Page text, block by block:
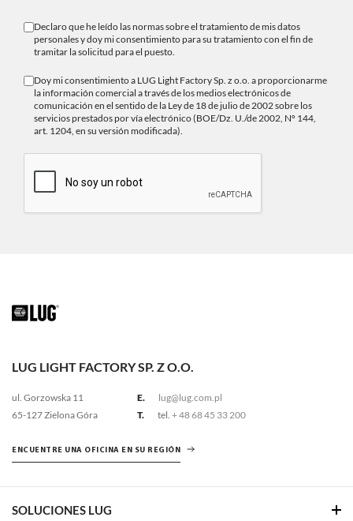
Declaro que he leído las normas sobre el tratamiento de mis datos
personalesy doy mi consentimiento para su tratamiento con el fin de
tramitar la solicitud para el puesto.
Doy mi consentimiento a LUG Light Factory Sp. z o.o. a proporcionarme
la información comercial a través de los medios electrónicos de
comunicación en el sentido de la Ley de 18 de julio de 2002 sobre los
servicios prestados por vía electrónico (BOE/Dz. U./de 2002, Nº 144,
art. 1204, en su versión modificada).
LUG LIGHT FACTORY SP. Z O.O.
ul. Gorzowska 11
65-127 Zielona Góra
E.
lug@lug.com.pl
T.
tel. + 48 68 45 33 200
ENCUENTRE UNA OFICINA EN SU REGIÓN
SOLUCIONES LUG